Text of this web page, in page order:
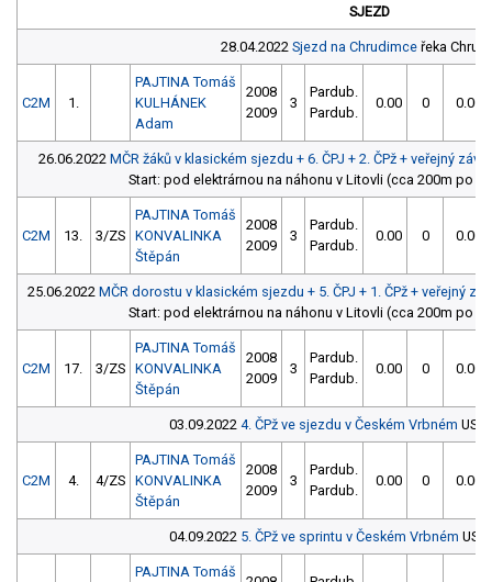
SJEZD
28.04.2022 Sjezd na Chrudimce řeka
C2M 1.
PAJTINA Tomáš
KULHÁNEK
Adam
2008
2009
3
Pardub.
Pardub.
0.00 0 0.00
26.06.2022 MČR žáků v klasickém sjezdu + 6. ČPJ + 2. ČPž + veřejný
Start: pod elektrárnou na náhonu v Litovli (cca 200m po
C2M 13. 3/ZS
PAJTINA Tomáš
KONVALINKA
Štěpán
2008
2009
3
Pardub.
Pardub.
0.00 0 0.00
25.06.2022 MČR dorostu v klasickém sjezdu + 5. ČPJ + 1. ČPž + veřejný
Start: pod elektrárnou na náhonu v Litovli (cca 200m po
C2M 17. 3/ZS
PAJTINA Tomáš
KONVALINKA
Štěpán
2008
2009
3
Pardub.
Pardub.
0.00 0 0.00
03.09.2022 4. ČPž ve sjezdu v Českém Vrbném USD
C2M 4. 4/ZS
PAJTINA Tomáš
KONVALINKA
Štěpán
2008
2009
3
Pardub.
Pardub.
0.00 0 0.00
04.09.2022 5. ČPž ve sprintu v Českém Vrbném
PAJTINA Tomáš